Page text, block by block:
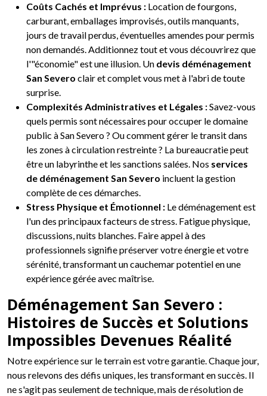
Coûts Cachés et Imprévus : Location de fourgons,
carburant, emballages improvisés, outils manquants,
jours de travail perdus, éventuelles amendes pour permis
non demandés. Additionnez tout et vous découvrirez que
l'"économie" est une illusion. Un devis déménagement
San Severo clair et complet vous met à l'abri de toute
surprise.
Complexités Administratives et Légales :Savez-vous
quels permis sont nécessaires pour occuper le domaine
public à San Severo ? Ou comment gérer le transit dans
les zones à circulation restreinte ? La bureaucratie peut
être un labyrinthe et les sanctions salées. Nos services
de déménagement San Severo incluent la gestion
complète de ces démarches.
Stress Physique et Émotionnel : Le déménagement est
l'un des principaux facteurs de stress. Fatigue physique,
discussions, nuits blanches. Faire appel à des
professionnels signifie préserver votre énergie et votre
sérénité, transformant un cauchemar potentiel en une
expérience gérée avec maîtrise.
Déménagement San Severo :
Histoires de Succès et Solutions
Impossibles Devenues Réalité
Notre expérience sur le terrain est votre garantie. Chaque jour,
nous relevons des défis uniques, les transformant en succès. Il
ne s'agit pas seulement de technique, mais de résolution de